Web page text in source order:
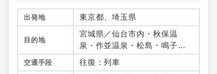
出発地 東京都、埼玉県
目的地
宮城県／仙台市内・秋保温
泉・作並温泉・松島・鳴子温
泉郷・宮城蔵王・白石・笹
谷・南三陸・気仙沼・宮城県
交通手段 往復：列車